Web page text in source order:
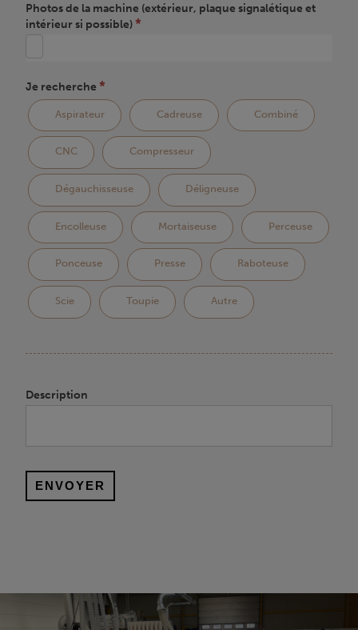
Photos de la machine (extérieur, plaque signalétique et
intérieur si possible)*
Je recherche *
Aspirateur Cadreuse Combiné
CNC Compresseur
Dégauchisseuse Déligneuse
Encolleuse Mortaiseuse Perceuse
Ponceuse Presse Raboteuse
Scie Toupie Autre
Description
ENVOYER